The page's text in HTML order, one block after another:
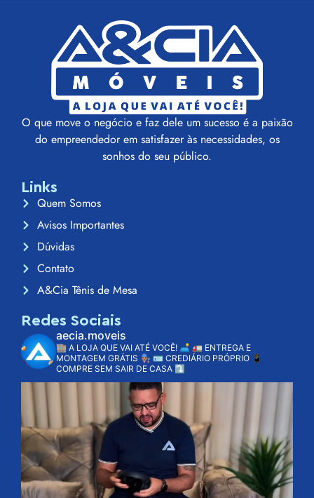
O que move o negócio e faz dele um sucesso é a paixão
do empreendedor em satisfazer às necessidades, os
sonhos do seu público.
Links
Quem Somos
Avisos Importantes
Dúvidas
Contato
A&Cia Tênis de Mesa
Redes Sociais
aecia.moveis
🏬 A LOJA QUE VAI ATÉ VOCÊ! 🛋️ 🚛 ENTREGA E
MONTAGEM GRÁTIS 👨🏽‍🔧 🪪 CREDIÁRIO PRÓPRIO 📱
COMPRE SEM SAIR DE CASA ⤵️